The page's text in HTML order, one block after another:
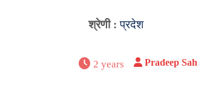
श्रेणी :प्रदेश
2 years Pradeep Sah